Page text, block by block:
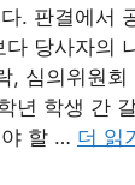
. 판결에서
당사자의
, 심의위원회
년 학생 간
야 할 … 더 읽